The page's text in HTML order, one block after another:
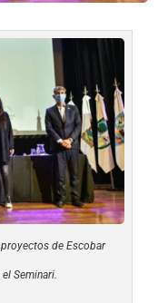
de Escobar
Seminari.